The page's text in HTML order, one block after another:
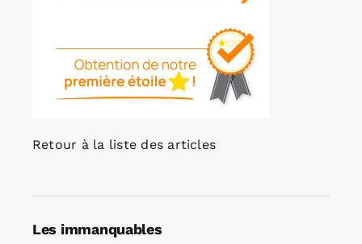
Retour à la liste des articles
Les immanquables